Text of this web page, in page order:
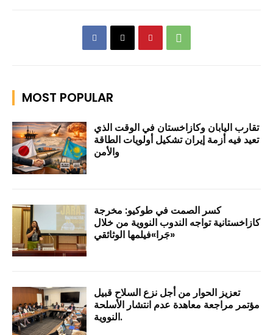
MOST POPULAR
تقارب اليابان وكازاخستان في الوقت الذي
تعيد فيه أزمة إيران تشكيل أولويات الطاقة
والأمن
كسر الصمت في طوكيو: مخرجة
كازاخستانية تواجه الندوب النووية من خلال
«جَرا»فيلمها الوثائقي
تعزيز الحوار من أجل نزع السلاح قبيل
مؤتمر مراجعة معاهدة عدم انتشار الأسلحة
النووية.